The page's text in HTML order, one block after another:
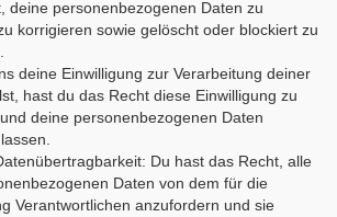
deine personenbezogenen Daten zu
korrigieren sowie gelöscht oder blockiert zu
deine Einwilligung zur Verarbeitung deiner
hast du das Recht diese Einwilligung zu
deine personenbezogenen Daten
Du hast das Recht, alle
Daten von dem für die
Verantwortlichen anzufordern und sie